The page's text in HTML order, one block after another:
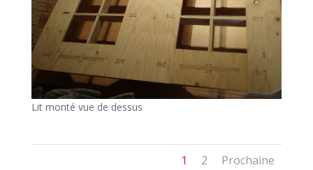
Lit monté vue de dessus
1 2 Prochaine